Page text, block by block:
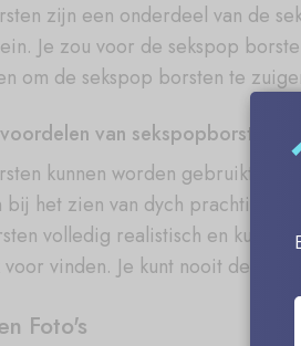
zijn een onderdeel van de
Je zou voor de sekspop
om de sekspop borsten te
van sekspopborsten?
kunnen worden gebruikt in
het zien van dych prachtige
volledig realistisch en
vinden. Je kunt nooit de fout
Foto's